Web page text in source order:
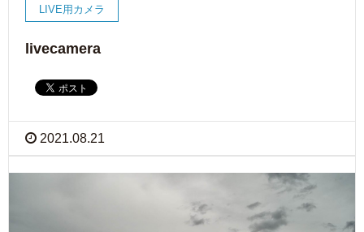
LIVE用カメラ
livecamera
2021.08.21